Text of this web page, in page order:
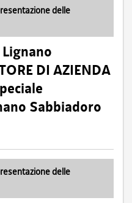
delle
DI AZIENDA
Sabbiadoro
delle